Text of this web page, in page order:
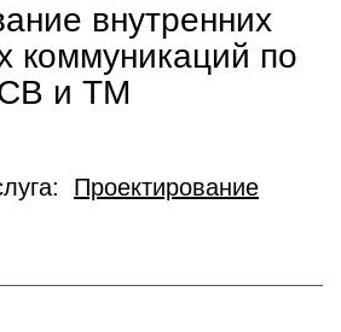
внутренних
коммуникаций по
и ТМ
Проектирование